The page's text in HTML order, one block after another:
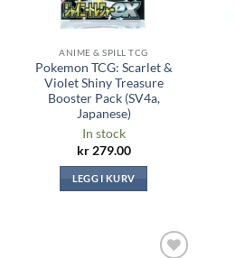
ANIME & SPILL TCG
Pokemon TCG: Scarlet &
Violet Shiny Treasure
Booster Pack (SV4a,
Japanese)
In stock
kr279.00
LEGG I KURV